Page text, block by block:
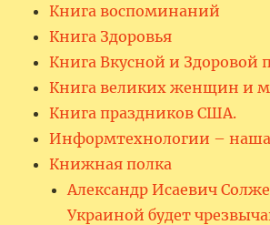
Книга воспоминаний
Книга Здоровья
Книга Вкусной и Здоровой
Книга великих женщин и
Книга праздников США.
Информтехнологии –
Книжная полка
Александр Исаевич
Украиной будет